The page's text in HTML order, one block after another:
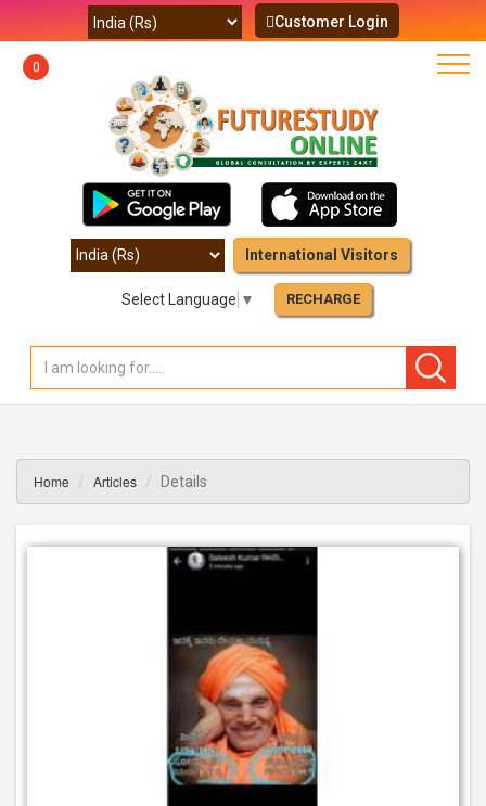
Customer Login
0
International Visitors
Select Language ▼ RECHARGE
Home Articles Details